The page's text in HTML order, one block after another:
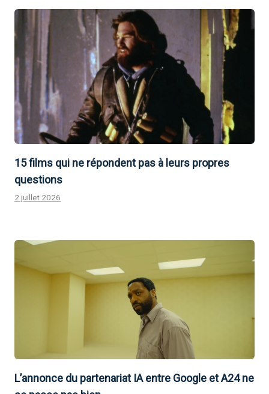
15 films qui ne répondent pas à leurs propres
questions
2 juillet 2026
L’annonce du partenariat IA entre Google et A24 ne